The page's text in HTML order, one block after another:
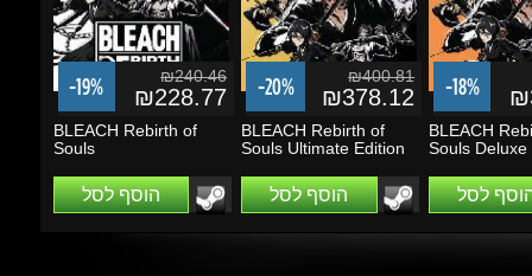
BLEACH Rebirth of
Souls
הוסף לסל
BLEACH Rebirth of
Souls Ultimate Edition
הוסף לסל
BLEACH
Souls Deluxe
הוסף לסל
מבצעים ועדכונים
Go